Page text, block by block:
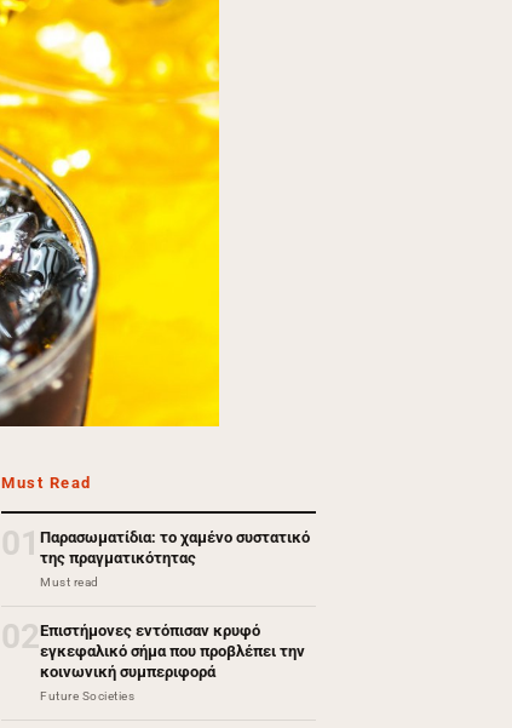
Must Read
01 Παρασωματίδια: το χαμένο συστατικό
της πραγματικότητας
Must read
02Επιστήμονες εντόπισαν κρυφό
εγκεφαλικό σήμα που προβλέπει την
κοινωνική συμπεριφορά
Future Societies